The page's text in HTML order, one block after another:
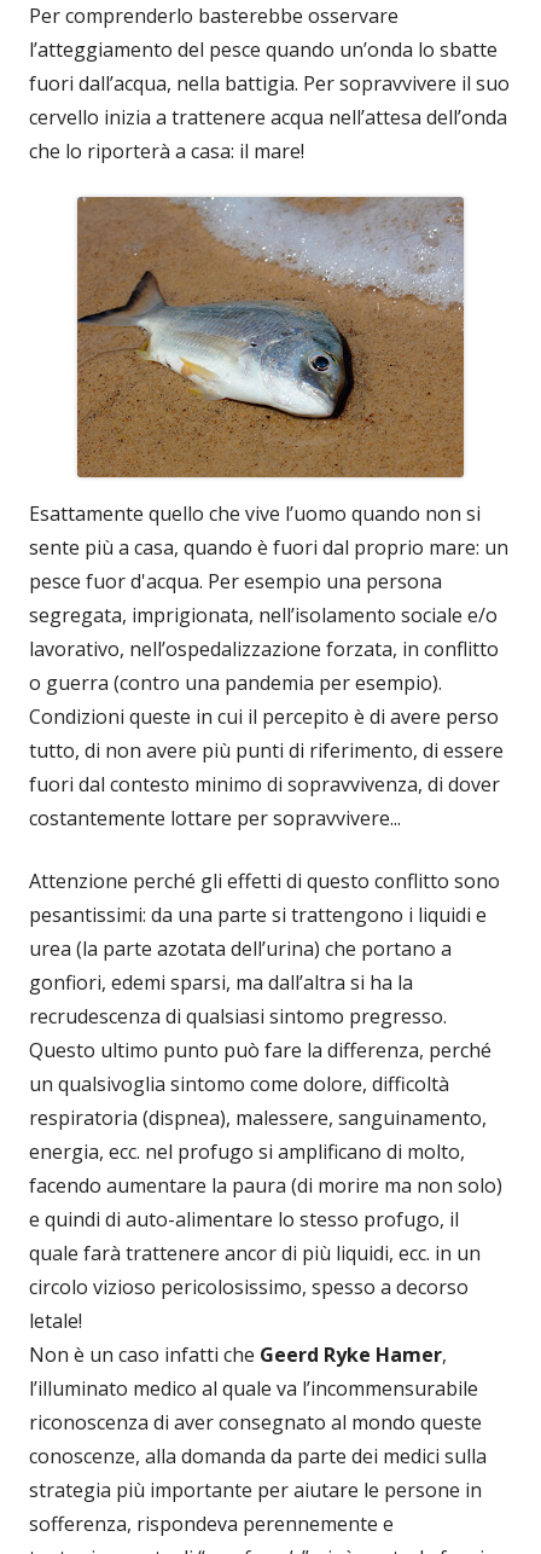
Per comprenderlo basterebbe osservare
l’atteggiamento del pesce quando un’onda lo sbatte
fuori dall’acqua, nella battigia. Per sopravvivere il suo
cervello inizia a trattenere acqua nell’attesa dell’onda
che lo riporterà a casa: il mare!
Esattamente quello che vive l’uomo quando non si
sente più a casa, quando è fuori dal proprio mare: un
pesce fuor d'acqua. Per esempio una persona
segregata, imprigionata, nell’isolamento sociale e/o
lavorativo, nell’ospedalizzazione forzata, in conflitto
o guerra (contro una pandemia per esempio).
Condizioni queste in cui il percepito è di avere perso
tutto, di non avere più punti di riferimento, di essere
fuori dal contesto minimo di sopravvivenza, di dover
costantemente lottare per sopravvivere...
Attenzione perché gli effetti di questo conflitto sono
pesantissimi: da una parte si trattengono i liquidi e
urea (la parte azotata dell’urina) che portano a
gonfiori, edemi sparsi, ma dall’altra si ha la
recrudescenza di qualsiasi sintomo pregresso.
Questo ultimo punto può fare la differenza, perché
un qualsivoglia sintomo come dolore, difficoltà
respiratoria (dispnea), malessere, sanguinamento,
energia, ecc. nel profugo si amplificano di molto,
facendo aumentare la paura (di morire ma non solo)
e quindi di auto-alimentare lo stesso profugo, il
quale farà trattenere ancor di più liquidi, ecc. in un
circolo vizioso pericolosissimo, spesso a decorso
letale!
Non è un caso infatti che Geerd Ryke Hamer,
l’illuminato medico al quale va l’incommensurabile
riconoscenza di aver consegnato al mondo queste
conoscenze, alla domanda da parte dei medici sulla
strategia più importante per aiutare le persone in
sofferenza, rispondeva perennemente e